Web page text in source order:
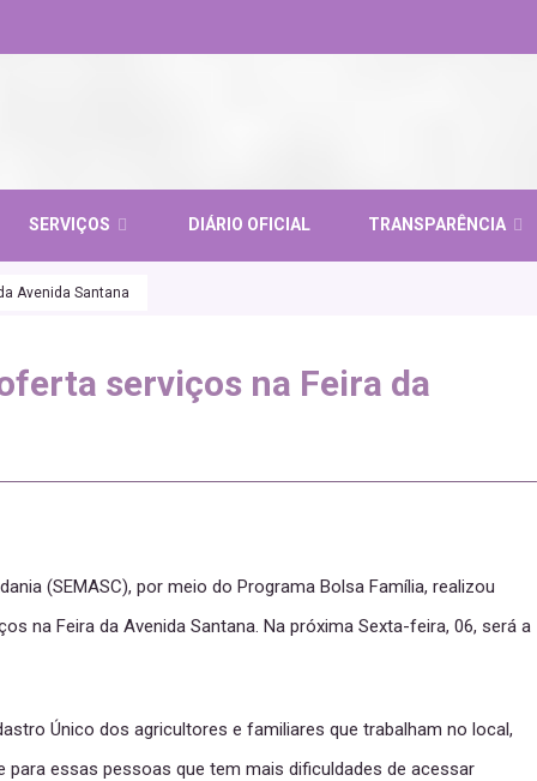
SERVIÇOS DIÁRIO OFICIAL TRANSPARÊNCIA
Avenida Santana
serviços na Feira da
(SEMASC), por meio do Programa Bolsa Família, realizou
na Feira da Avenida Santana. Na próxima Sexta-feira, 06, será a
Único dos agricultores e familiares que trabalham no local,
essas pessoas que tem mais dificuldades de acessar